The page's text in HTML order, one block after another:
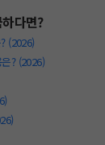
다면?
(2026)
? (2026)